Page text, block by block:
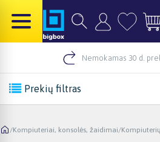
Nemokamas 30 d.
Prekių filtras
/Kompiuteriai, konsolės, žaidimai/